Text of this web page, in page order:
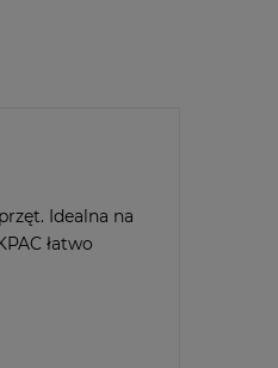
Idealna na
łatwo